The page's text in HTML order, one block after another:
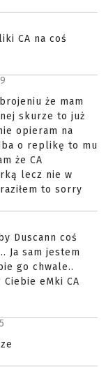
CA na coś
że mam
skurze to już
opieram na
o replikę to mu
że CA
lecz nie w
to sorry
Duscann coś
Ja sam jestem
go chwale..
Ciebie eMki CA